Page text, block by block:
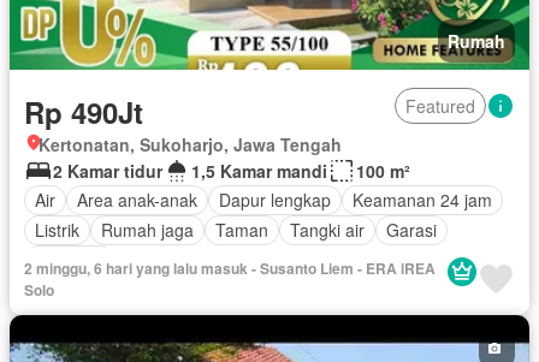
Rumah
Rp 490Jt
Featured
Kertonatan, Sukoharjo, Jawa Tengah
2 Kamar tidur
1,5 Kamar mandi
100 m²
Air
Area anak-anak Dapur lengkap
Keamanan 24 jam
Listrik
Rumah jaga Taman Tangki air
Garasi
Halaman
2 minggu, 6 hari yang lalu masuk - Susanto Liem - ERA iREA
Solo